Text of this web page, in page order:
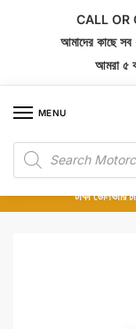
CALL OR
আমাদের কাছে সব
আমরা ৫
MENU
Products
search
১০০% অরিজিনাল পার্টস –
অর্ডার করার পর পার্টের
টাকা